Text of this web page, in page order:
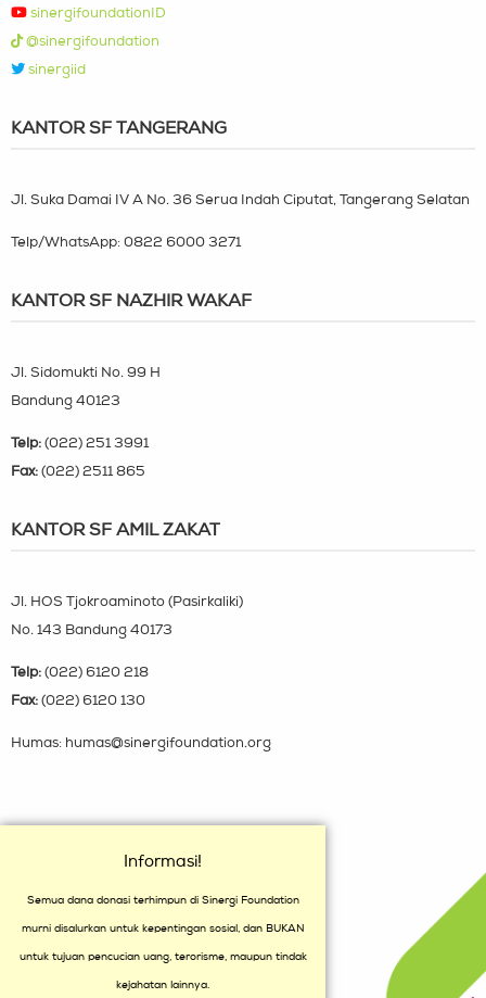
sinergifoundationID
@sinergifoundation
sinergiid
KANTOR SF TANGERANG
Jl. Suka Damai IV A No. 36 Serua Indah Ciputat, Tangerang Selatan
Telp/WhatsApp: 0822 6000 3271
KANTOR SF NAZHIR WAKAF
Jl. Sidomukti No. 99 H
Bandung 40123
Telp: (022) 251 3991
Fax: (022) 2511 865
KANTOR SF AMIL ZAKAT
Jl. HOS Tjokroaminoto (Pasirkaliki)
No. 143 Bandung 40173
Telp: (022) 6120 218
Fax: (022) 6120 130
Humas: humas@sinergifoundation.org
Informasi!
Semua dana donasi terhimpun di Sinergi Foundation
murni disalurkan untuk kepentingan sosial, dan BUKAN
untuk tujuan pencucian uang, terorisme, maupun tindak
kejahatan lainnya.